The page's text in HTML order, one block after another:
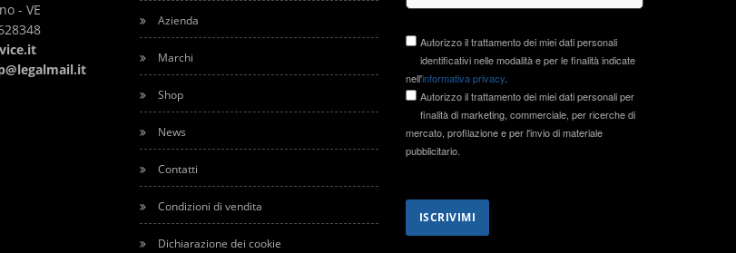
- VE
Azienda
Marchi
Shop
News
Contatti
Condizioni di vendita
Dichiarazione dei cookie
Autorizzo il trattamento dei miei dati personali
identificativi nelle modalità e per le finalità indicate
nell'informativa privacy.
Autorizzo il trattamento dei miei dati personali per
finalità di marketing, commerciale, per ricerche di
mercato, profilazione e per l'invio di materiale
pubblicitario.